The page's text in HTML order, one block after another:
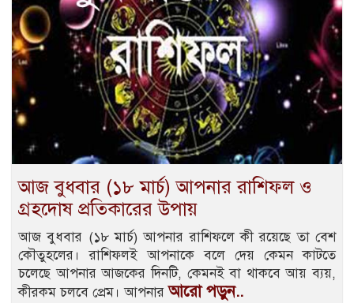
আজ বুধবার (১৮ মার্চ) আপনার রাশিফল ও
গ্রহদোষ প্রতিকারের উপায়
আজ বুধবার (১৮ মার্চ) আপনার রাশিফলে কী রয়েছে তা বেশ
কৌতুহলের। রাশিফলই আপনাকে বলে দেয় কেমন কাটতে
চলেছে আপনার আজকের দিনটি, কেমনই বা থাকবে আয় ব্যয়,
কীরকম চলবে প্রেম। আপনারআরো পড়ুন..